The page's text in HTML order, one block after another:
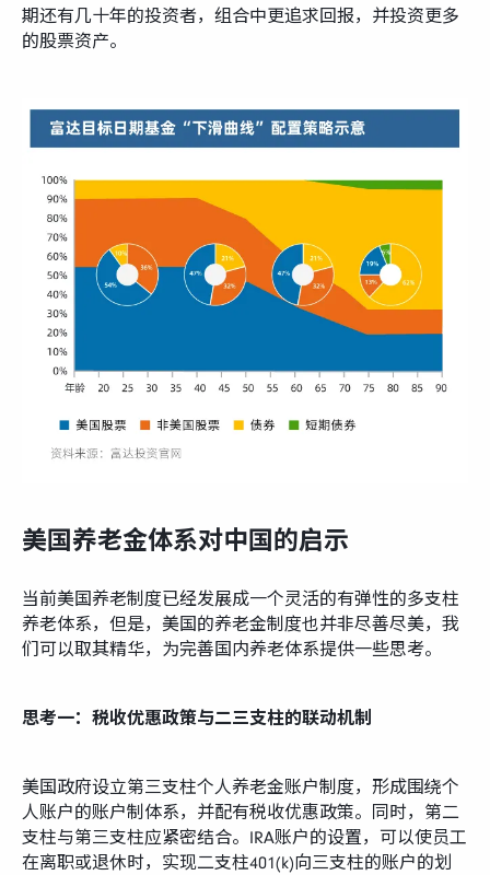
期还有几十年的投资者，组合中更追求回报，并投资更多
的股票资产。
美国养老金体系对中国的启示
当前美国养老制度已经发展成一个灵活的有弹性的多支柱
养老体系，但是，美国的养老金制度也并非尽善尽美，我
们可以取其精华，为完善国内养老体系提供一些思考。
思考一：税收优惠政策与二三支柱的联动机制
美国政府设立第三支柱个人养老金账户制度，形成围绕个
人账户的账户制体系，并配有税收优惠政策。同时，第二
支柱与第三支柱应紧密结合。IRA账户的设置，可以使员工
在离职或退休时，实现二支柱401(k)向三支柱的账户的划